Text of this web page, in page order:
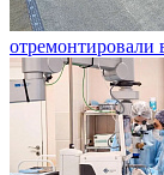
отремонтировали